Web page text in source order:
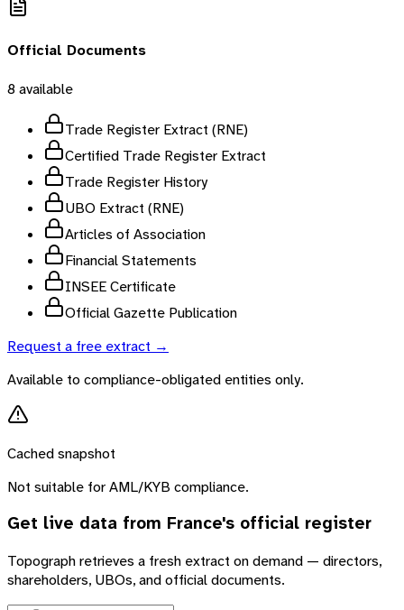
Official Documents
8 available
Trade Register Extract (RNE)
Certified Trade Register Extract
Trade Register History
UBO Extract (RNE)
Articles of Association
Financial Statements
INSEE Certificate
Official Gazette Publication
Request a free extract →
Available to compliance-obligated entities only.
Cached snapshot
Not suitable for AML/KYB compliance.
Get live data from France's official register
Topograph retrieves a fresh extract on demand — directors,
shareholders, UBOs, and official documents.